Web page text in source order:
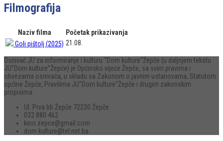
Filmografija
Naziv filma
Početak prikazivanja
Goli pištolj (2025) 21.08.
Osnivač JU za informiranje i kulturu “Dom kulture“Žepče (u daljnjem tekstu
JU”Dom kulture”Žepče) je Općinsko vijeće Žepče, sa svim pravima i
obvezama osnivača, u skladu sa Zakonom o javnim ustanovama, Statutom
općine Žepče, Pravilima JU”Dom kulture”Žepče i drugim zakonskim
propisima.
Ul. Prva bb Žepče 72230 Žepče
032 880 462
kino.zepce@gmail.com
dom.kulture@tel.net.ba